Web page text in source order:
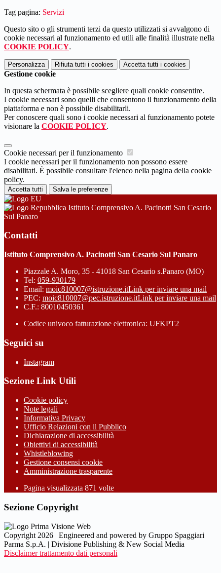
Tag pagina: Servizi
Questo sito o gli strumenti terzi da questo utilizzati si avvalgono di
cookie necessari al funzionamento ed utili alle finalità illustrate nella
COOKIE POLICY.
Personalizza Rifiuta tutti i cookies Accetta tutti i cookies
Gestione cookie
In questa schermata è possibile scegliere quali cookie consentire.
I cookie necessari sono quelli che consentono il funzionamento della
piattaforma e non è possibile disabilitarli.
Per conoscere quali sono i cookie necessari al funzionamento potete
visionare la COOKIE POLICY.
Cookie necessari per il funzionamento
I cookie necessari per il funzionamento non possono essere
disabilitati. È possibile consultare l'elenco nella pagina della cookie
policy.
Accetta tutti Salva le preferenze
Istituto Comprensivo A. Pacinotti San Cesario
Sul Panaro
Contatti
Istituto Comprensivo A. Pacinotti San Cesario Sul Panaro
Piazzale A. Moro, 35 - 41018 San Cesario s.Panaro (MO)
Tel: 059-930179
Email: moic810007@istruzione.itLink per inviare una mail
PEC: moic810007@pec.istruzione.itLink per inviare una mail
C.F.: 80010450361
Codice univoco fatturazione elettronica: UFKPT2
Seguici su
Instagram
Sezione Link Utili
Cookie policy
Note legali
Informativa Privacy
Ufficio Relazioni con il Pubblico
Dichiarazione di accessibilità
Obiettivi di accessibilità
Whistleblowing
Gestione consensi cookie
Amministrazione trasparente
Pagina visualizzata 871 volte
Sezione Copyright
Copyright 2026 | Engineered and powered by Gruppo Spaggiari
Parma S.p.A. | Divisione Publishing & New Social Media
Disclaimer trattamento dati personali